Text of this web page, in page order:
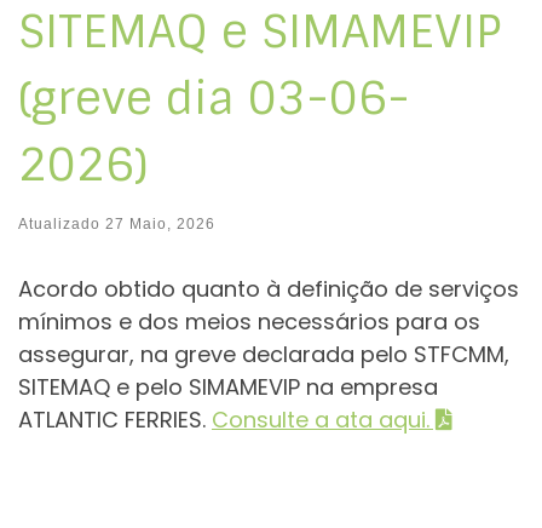
SITEMAQ e SIMAMEVIP
(greve dia 03-06-
2026)
Atualizado 27 Maio, 2026
Acordo obtido quanto à definição de serviços
mínimos e dos meios necessários para os
assegurar, na greve declarada pelo STFCMM,
SITEMAQ e pelo SIMAMEVIP na empresa
ATLANTIC FERRIES. Consulte a ata aqui.